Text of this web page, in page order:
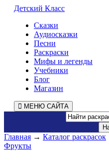
Детский Класс
Сказки
Аудиосказки
Песни
Раскраски
Мифы и легенды
Учебники
Блог
Магазин
МЕНЮ САЙТА
Главная → Каталог раскрасок
Фрукты